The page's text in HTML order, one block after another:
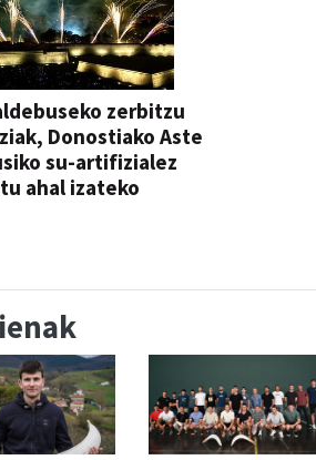
zerbitzu
Donostiako Aste
su-artifizialez
ahal izateko